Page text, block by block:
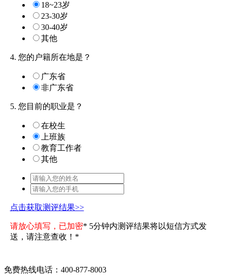
18~23岁
23-30岁
30-40岁
其他
4. 您的户籍所在地是？
广东省
非广东省
5. 您目前的职业是？
在校生
上班族
教育工作者
其他
点击获取测评结果>>
请放心填写，已加密* 5分钟内测评结果将以短信方式发
送，请注意查收！*
免费热线电话：400-877-8003